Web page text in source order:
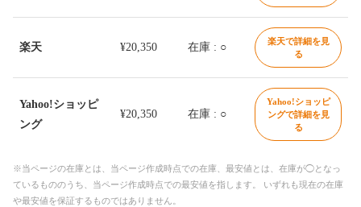
楽天 ¥20,350 在庫 : ○
楽天で詳細を見
る
Yahoo!ショッピ
ング
¥20,350 在庫 : ○
Yahoo!ショッピ
ングで詳細を見
る
※当ページの在庫とは、当ページ作成時点での在庫、最安値とは、在庫が◯となっ
ているもののうち、当ページ作成時点での最安値を指します。 いずれも現在の在庫
や最安値を保証するものではありません。